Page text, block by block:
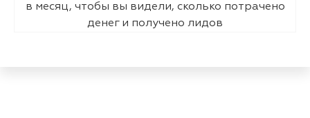
в месяц, чтобы вы видели, сколько потрачено
денег и получено лидов